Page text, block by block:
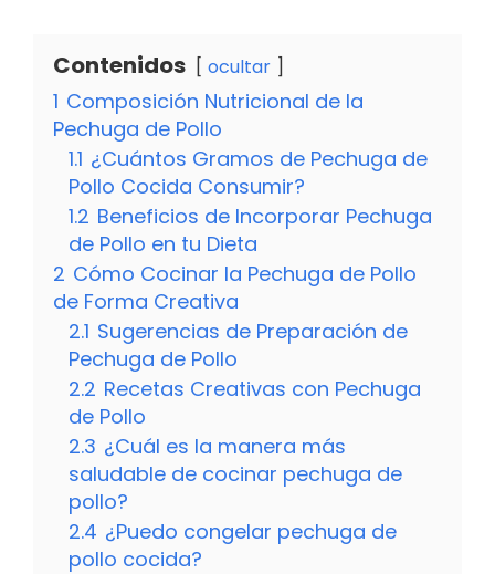
Contenidos ocultar
1 Composición Nutricional de la
Pechuga de Pollo
1.1 ¿Cuántos Gramos de Pechuga de
Pollo Cocida Consumir?
1.2 Beneficios de Incorporar Pechuga
de Pollo en tu Dieta
2 Cómo Cocinar la Pechuga de Pollo
de Forma Creativa
2.1 Sugerencias de Preparación de
Pechuga de Pollo
2.2 Recetas Creativas con Pechuga
de Pollo
2.3 ¿Cuál es la manera más
saludable de cocinar pechuga de
pollo?
2.4 ¿Puedo congelar pechuga de
pollo cocida?